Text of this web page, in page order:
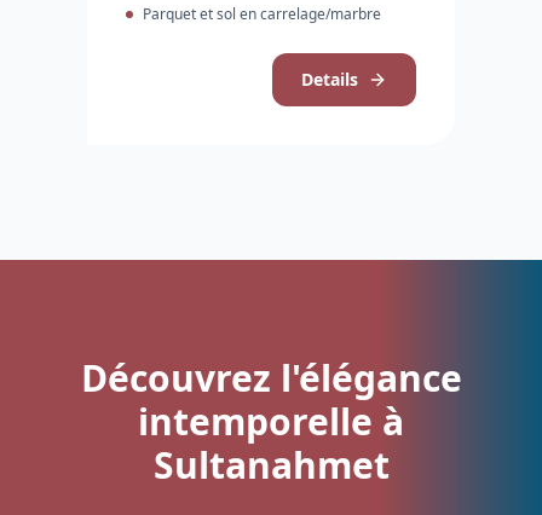
Parquet et sol en carrelage/marbre
Details
Découvrez l'élégance
intemporelle à
Sultanahmet